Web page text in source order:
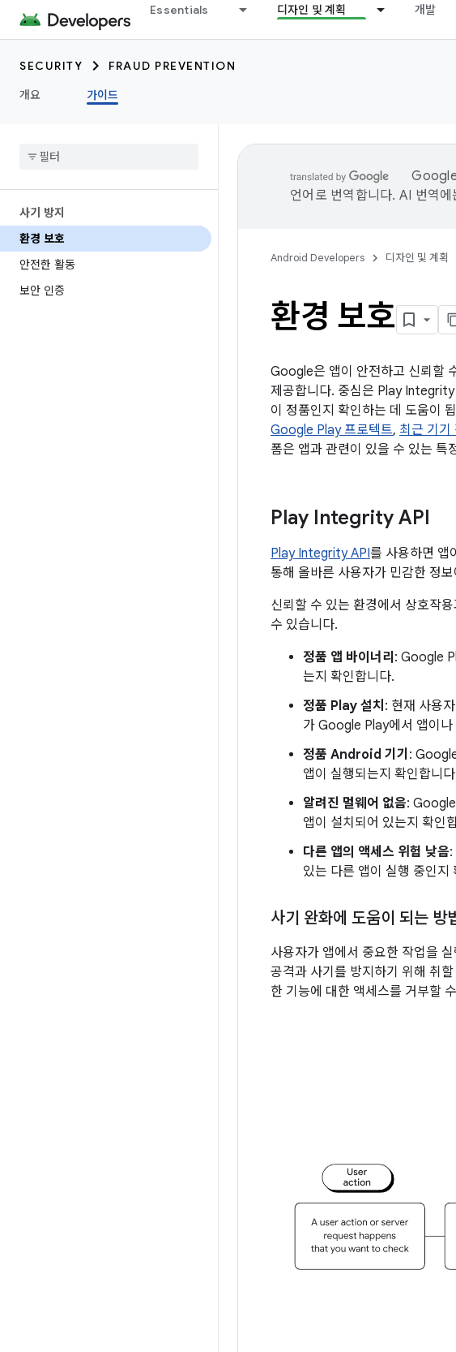
Essentials 디자인 및 계획 개발
SECURITY
FRAUD PREVENTION
개요
가이드
사기 방지
환경 보호
안전한 활동
보안 인증
Google
언어로 번역합니다. AI 번역
Android Developers 디자인 및 계획
환경 보호
Google은 앱이 안전하고 신뢰할
제공합니다. 중심은 Play
이 정품인지 확인하는 데 도움이
Google Play 프로텍트, 최근 기기
폼은 앱과 관련이 있을 수 있는 특
Play Integrity API
Play Integrity API를 사용하면 앱
통해 올바른 사용자가 민감한 정
신뢰할 수 있는 환경에서 상호작
수 있습니다.
정품 앱 바이너리 : Google
는지 확인합니다.
정품 Play 설치 : 현재 사용
가 Google Play에서 앱이
정품 Android 기기 :
앱이 실행되는지 확인합니
알려진 멀웨어 없음:
앱이 설치되어 있는지 확인
다른 앱의 액세스 위험 낮음
있는 다른 앱이 실행 중인지
사기 완화에 도움이 되는 방
사용자가 앱에서 중요한 작업을
공격과 사기를 방지하기 위해 취
한 기능에 대한 액세스를 거부할